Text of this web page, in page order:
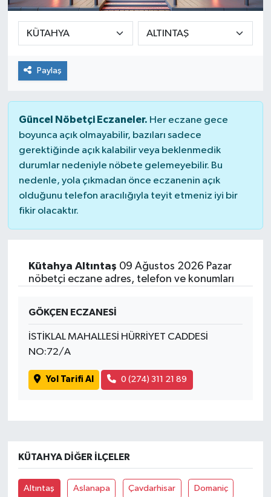
Paylaş
Güncel Nöbetçi Eczaneler. Her eczane gece
boyunca açık olmayabilir, bazıları sadece
gerektiğinde açık kalabilir veya beklenmedik
durumlar nedeniyle nöbete gelemeyebilir. Bu
nedenle, yola çıkmadan önce eczanenin açık
olduğunu telefon aracılığıyla teyit etmeniz iyi bir
fikir olacaktır.
Kütahya Altıntaş 09 Ağustos 2026 Pazar
nöbetçi eczane adres, telefon ve konumları
GÖKÇEN ECZANESİ
İSTİKLAL MAHALLESİ HÜRRİYET CADDESİ
NO:72/A
Yol Tarifi Al 0 (274) 311 21 89
KÜTAHYA DIĞER İLÇELER
Altıntaş Aslanapa Çavdarhisar Domaniç
SPOR
İLÇELERİMİZ
RESMİ İLAN